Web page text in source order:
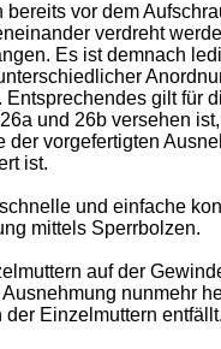
vor dem
verdreht
Es ist demnach
gilt für
und 26b versehen
vorgefertigten
ist.
und einfache
mittels Sperrbolzen.
auf der
nunmehr
Einzelmuttern